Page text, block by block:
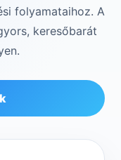
folyamataihoz. A
keresőbarát